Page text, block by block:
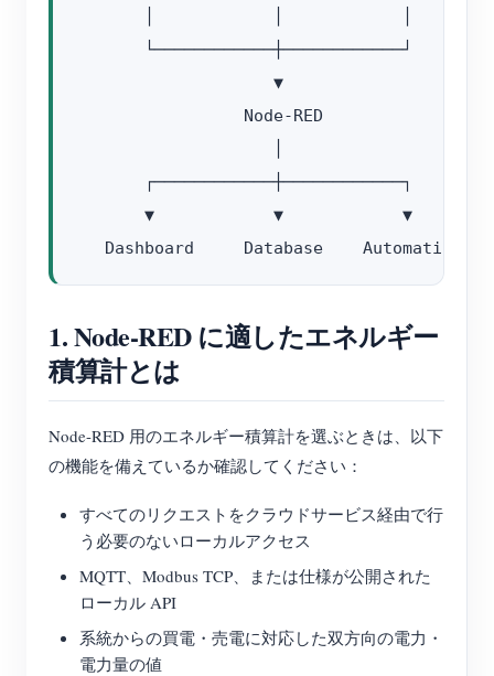
       └────────────┼────────────┘
                    ▼
                 Node-RED
       ┌────────────┼────────────┐
       ▼            ▼            ▼
1. Node-RED に適したエネルギー
積算計とは
Node-RED 用のエネルギー積算計を選ぶときは、以下
の機能を備えているか確認してください：
すべてのリクエストをクラウドサービス経由で行
う必要のないローカルアクセス
MQTT、Modbus TCP、または仕様が公開された
ローカル API
系統からの買電・売電に対応した双方向の電力・
電力量の値